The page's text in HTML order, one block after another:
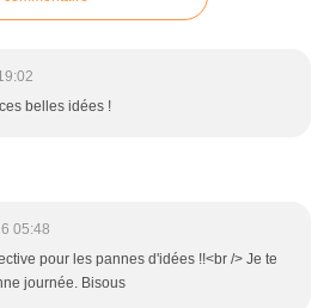
belles idées !
05:48
pour les pannes d'idées !!<br /> Je te
journée. Bisous